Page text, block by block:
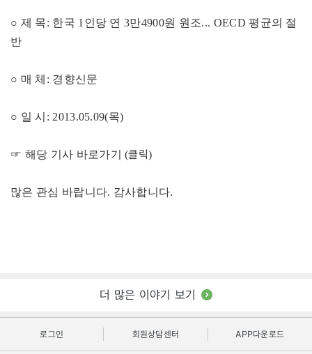
○ 제 목: 한국 1인당 연 3만4900원 원조... OECD 평균의 절
반
○ 매 체: 경향신문
○ 일 시: 2013.05.09(목)
☞ 해당 기사 바로가기 (클릭)
많은 관심 바랍니다. 감사합니다.
더 많은 이야기 보기
로그인 회원상담센터 APP다운로드